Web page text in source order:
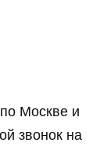
Москве и
звонок на